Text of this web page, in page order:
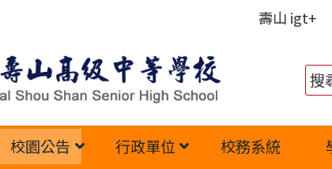
壽山 igt+
校園公告 行政單位 校務系統